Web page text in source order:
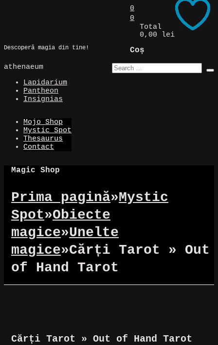
Descoperă magia din tine!
0
0
Total
0,00 lei
Coș
athenaeum
Lapidarium
Pantheon
Insignias
Mojo Shop
Mystic Spot
Thesaurus
Contact
Magic Shop
Prima pagină»Mystic
Spot»Obiecte
magice»Unelte
magice»Cărți Tarot » Out
of Hand Tarot
Cărți Tarot » Out of Hand Tarot